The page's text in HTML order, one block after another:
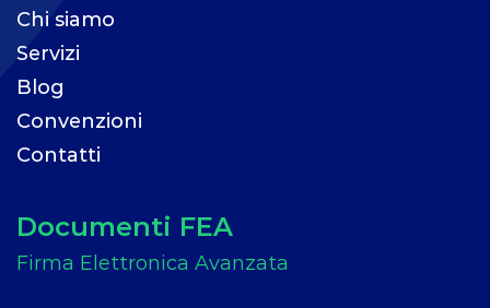
Chi siamo
Servizi
Blog
Convenzioni
Contatti
Documenti FEA